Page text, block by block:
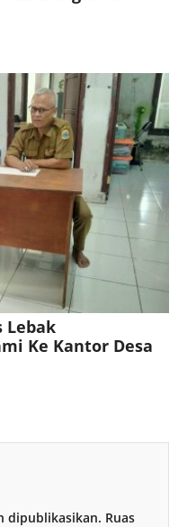
Lebak
Ke Kantor Desa
dipublikasikan. Ruas